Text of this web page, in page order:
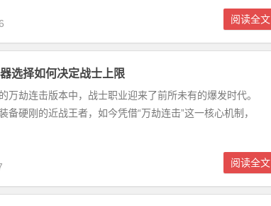
阅读全文
选择如何决定战士上限
劫连击版本中，战士职业迎来了前所未有的爆发时代。
备硬刚的近战王者，如今凭借“万劫连击”这一核心机制，
阅读全文